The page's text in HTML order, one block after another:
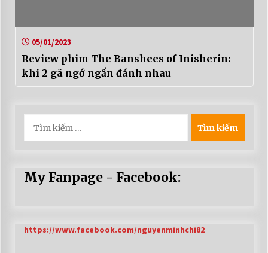
05/01/2023
Review phim The Banshees of Inisherin:
khi 2 gã ngớ ngẩn đánh nhau
kiếm
cho:
My Fanpage - Facebook:
https://www.facebook.com/nguyenminhchi82